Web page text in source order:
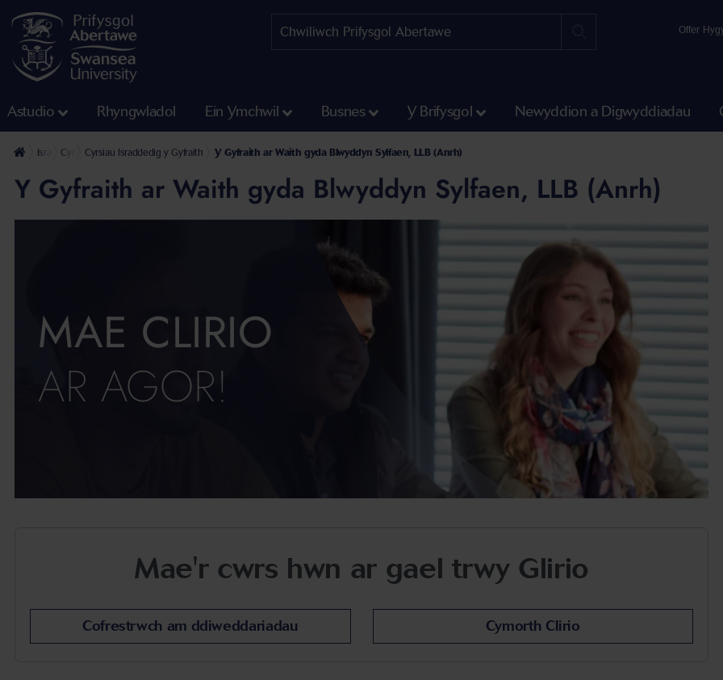
Offer
Astudio Rhyngwladol Ein Ymchwil Busnes Y Brifysgol Newyddion a Digwyddiadau
IsraddedigCyrsiau Israddedig
Cyrsiau Israddedig y Gyfraith Y Gyfraith ar Waith gyda Blwyddyn Sylfaen, LLB (Anrh)
Y Gyfraith ar Waith gyda Blwyddyn Sylfaen, LLB (Anrh)
MAE CLIRIO
AR AGOR!
Mae'r cwrs hwn ar gael trwy Glirio
Cofrestrwch am ddiweddariadau Cymorth Clirio